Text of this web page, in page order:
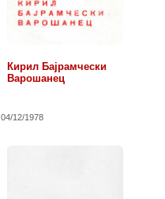
Кирил Бајрамчески
Варошанец
04/12/1978